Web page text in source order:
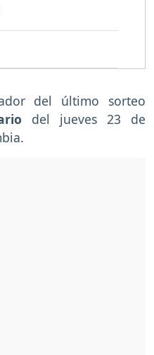
del último sorteo
del jueves 23 de